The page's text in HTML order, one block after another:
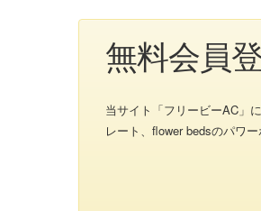
無料会員
当サイト「フリービーAC」
レート、flower bedsのパワ